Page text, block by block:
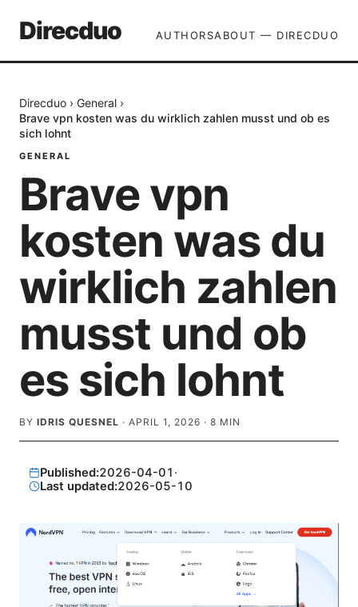
Direcduo AUTHORSABOUT — DIRECDUO
Direcduo › General ›
Brave vpn kosten was du wirklich zahlen musst und ob es
sich lohnt
GENERAL
Brave vpn
kosten was du
wirklich zahlen
musst und ob
es sich lohnt
BY IDRIS QUESNEL · APRIL 1, 2026 · 8 MIN
Published:2026-04-01 ·
Last updated:2026-05-10